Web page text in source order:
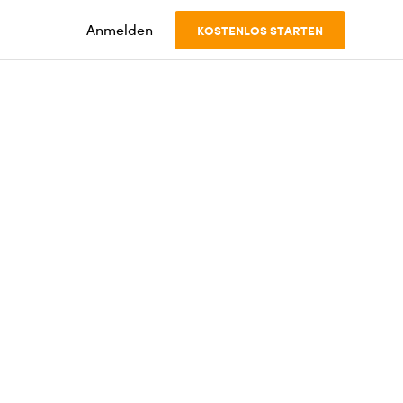
Anmelden KOSTENLOS STARTEN